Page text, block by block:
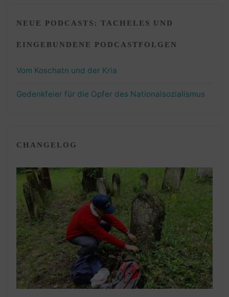
NEUE PODCASTS: TACHELES UND
EINGEBUNDENE PODCASTFOLGEN
Vom Koschatn und der Kria
Gedenkfeier für die Opfer des Nationalsozialismus
CHANGELOG